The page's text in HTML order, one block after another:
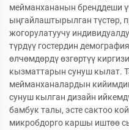
мейманхананын бренддеши
ыңгайлаштырылган түстөр,
жогорулатуучу
түрдүү гостердин
өлчөмдөрдү өзгөртүү
кызматтарын сунуш кылат.
мейманханалардын
сунуш кылган дизайн
бамбук талы, эсте сактоо
микробдорго каршы иштөө